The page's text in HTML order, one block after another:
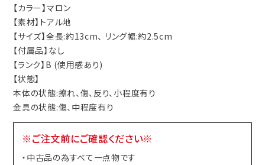
【カラー】マロン
【素材】トアル地
【サイズ】全長:約13cm、 リング幅:約2.5cm
【付属品】なし
【ランク】B (使用感あり)
【状態】
本体の状態:擦れ、傷、反り、小程度有り
金具の状態:傷、中程度有り
※ご注文前にご確認ください※
・中古品の為すべて一点物です